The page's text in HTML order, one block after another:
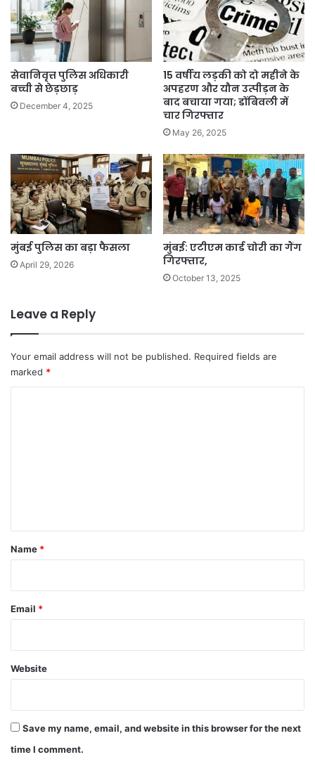
सेवानिवृत्त पुलिस अधिकारी
बच्ची से छेड़छाड़
December 4, 2025
15 वर्षीय लड़की को दो महीने के
अपहरण और यौन उत्पीड़न के
बाद बचाया गया; डोंबिवली में
चार गिरफ्तार
May 26, 2025
मुंबई पुलिस का बड़ा फैसला
April 29, 2026
मुंबई: एटीएम कार्ड चोरी का गैंग
गिरफ्तार,
October 13, 2025
Leave a Reply
Your email address will not be published. Required fields are
marked *
*
Name *
Email *
Website
Save my name, email, and website in this browser for the next
time I comment.